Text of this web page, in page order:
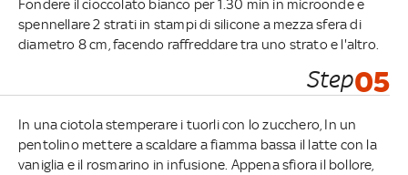
Fondere il cioccolato bianco per 1.30 min in microonde e
spennellare 2 strati in stampi di silicone a mezza sfera di
diametro 8 cm, facendo raffreddare tra uno strato e l'altro.
Step05
In una ciotola stemperare i tuorli con lo zucchero, In un
pentolino mettere a scaldare a fiamma bassa il latte con la
vaniglia e il rosmarino in infusione. Appena sfiora il bollore,